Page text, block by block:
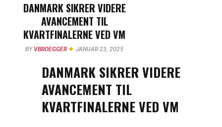
DANMARK SIKRER VIDERE
AVANCEMENT TIL
KVARTFINALERNE VED VM
BY VBROEGGER JANUAR 23, 2025
DANMARK SIKRER VIDERE
AVANCEMENT TIL
KVARTFINALERNE VED VM